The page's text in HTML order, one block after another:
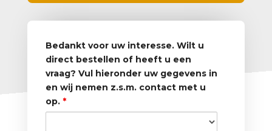
Bedankt voor uw interesse. Wilt u
direct bestellen of heeft u een
vraag? Vul hieronder uw gegevens in
en wij nemen z.s.m. contact met u
op. *